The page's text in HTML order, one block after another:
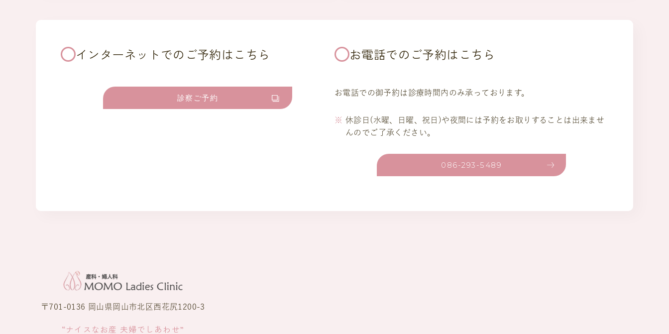
インターネットでのご予約はこちら
診察ご予約
お電話でのご予約はこちら
お電話での御予約は診療時間内のみ承っております。
休診日(水曜、日曜、祝日)や夜間には予約をお取りすることは出来ませ
んのでご了承ください。
086-293-5489
〒701-0136 岡山県岡山市北区西花尻1200-3
“ナイスなお産 夫婦でしあわせ”